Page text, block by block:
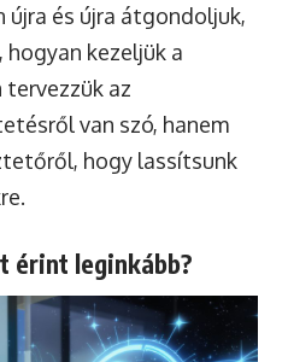
újra és újra átgondoljuk,
kezeljük a
az
van szó, hanem
hogy lassítsunk
érint leginkább?